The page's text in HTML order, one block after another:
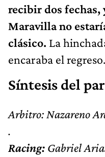
recibir dos fechas,
Maravilla no
clásico. La
encaraba el
Síntesis del
Arbitro: Nazareno
.
Racing: Gabriel